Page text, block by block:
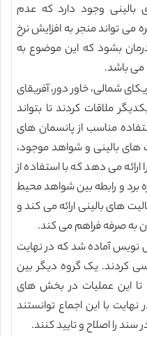
وجود دارد که عدم
می تواند منجر به افزایش نرخ
بشود که این موضوع به
می باشد.
شمالی، خاور دور، آفریقای
در سال 2011 با یکدیگر ملاقات کردند تا بتواند
مناسب از پانسمان های
های بالینی و شواهد موجود،
ارائه می دهد که با استفاده از
برد و رابطه بین شواهد محیط
های بالینی ارائه می کند و
به صرفه فراهم می کند.
نویس آماده شد که در نهایت
کردند. یک گروه دیگر بین
تا این عملیات در بخش های
با این اجماع توانستند
را اصلاح و تایید کنند.